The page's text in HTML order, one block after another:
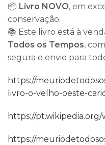
📦 Livro NOVO, em
conservação.
📚 Este livro está à
Todos os Tempos,
segura e envio para
https://
livro-o-velho-oeste-
https://
https://